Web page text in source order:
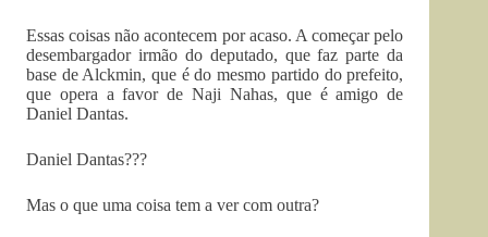
Essas coisas não acontecem por acaso. A começar pelo
desembargador irmão do deputado, que faz parte da
base de Alckmin, que é do mesmo partido do prefeito,
que opera a favor de Naji Nahas, que é amigo de
Daniel Dantas.
Daniel Dantas???
Mas o que uma coisa tem a ver com outra?